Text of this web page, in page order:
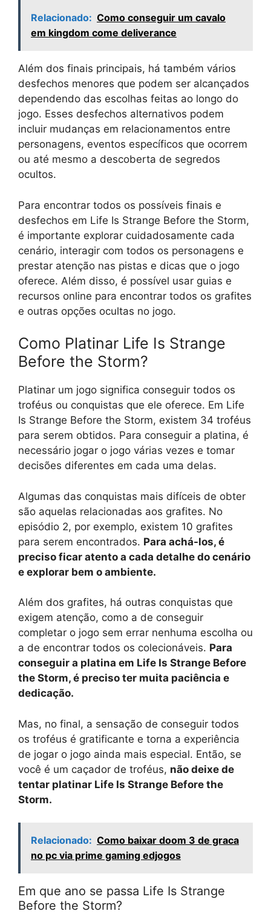
Relacionado: Como conseguir um cavalo
em kingdom come deliverance
Além dos finais principais, há também vários
desfechos menores que podem ser alcançados
dependendo das escolhas feitas ao longo do
jogo. Esses desfechos alternativos podem
incluir mudanças em relacionamentos entre
personagens, eventos específicos que ocorrem
ou até mesmo a descoberta de segredos
ocultos.
Para encontrar todos os possíveis finais e
desfechos em Life Is Strange Before the Storm,
é importante explorar cuidadosamente cada
cenário, interagir com todos os personagens e
prestar atenção nas pistas e dicas que o jogo
oferece. Além disso, é possível usar guias e
recursos online para encontrar todos os grafites
e outras opções ocultas no jogo.
Como Platinar Life Is Strange
Before the Storm?
Platinar um jogo significa conseguir todos os
troféus ou conquistas que ele oferece. Em Life
Is Strange Before the Storm, existem 34 troféus
para serem obtidos. Para conseguir a platina, é
necessário jogar o jogo várias vezes e tomar
decisões diferentes em cada uma delas.
Algumas das conquistas mais difíceis de obter
são aquelas relacionadas aos grafites. No
episódio 2, por exemplo, existem 10 grafites
para serem encontrados. Para achá-los, é
preciso ficar atento a cada detalhe do cenário
e explorar bem o ambiente.
Além dos grafites, há outras conquistas que
exigem atenção, como a de conseguir
completar o jogo sem errar nenhuma escolha ou
a de encontrar todos os colecionáveis. Para
conseguir a platina em Life Is Strange Before
the Storm, é preciso ter muita paciência e
dedicação.
Mas, no final, a sensação de conseguir todos
os troféus é gratificante e torna a experiência
de jogar o jogo ainda mais especial. Então, se
você é um caçador de troféus, não deixe de
tentar platinar Life Is Strange Before the
Storm.
Relacionado: Como baixar doom 3 de graca
no pc via prime gaming edjogos
Em que ano se passa Life Is Strange
Before the Storm?